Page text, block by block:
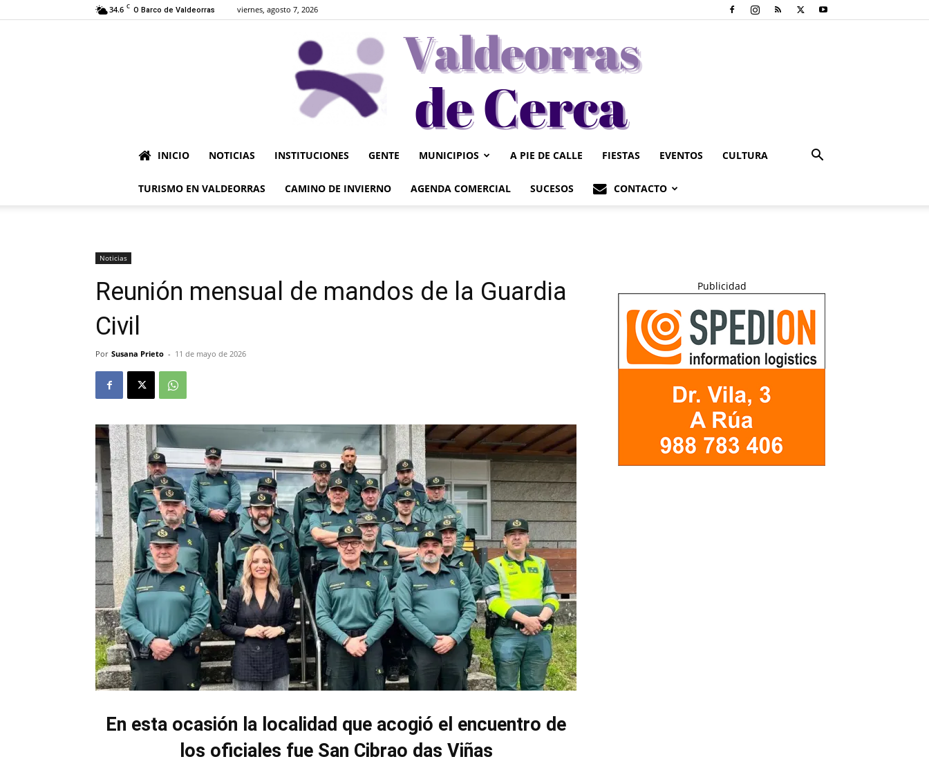
34.6 C O Barco de Valdeorras viernes, agosto 7, 2026
Valdeorrasdecerca
INICIO NOTICIAS INSTITUCIONES GENTE MUNICIPIOS A PIE DE CALLE FIESTAS EVENTOS CULTURA
TURISMO EN VALDEORRAS CAMINO DE INVIERNO AGENDA COMERCIAL SUCESOS CONTACTO
Noticias
Reunión mensual de mandos de la Guardia
Civil
Por Susana Prieto - 11 de mayo de 2026
En esta ocasión la localidad que acogió el encuentro de
los oficiales fue San Cibrao das Viñas
Publicidad